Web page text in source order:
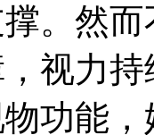
。然
，视力
功能